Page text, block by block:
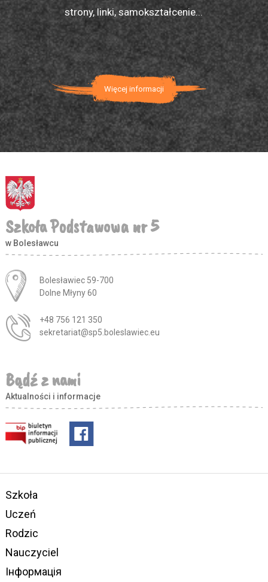
strony, linki, samokształcenie...
Więcej informacji
Szkoła Podstawowa nr 5
w Bolesławcu
Adres pocztowy:
Bolesławiec 59-700
Dolne Młyny 60
+48 756 121 350
sekretariat@sp5.boleslawiec.eu
Bądź z nami
Aktualności i informacje
Szkoła
Uczeń
Rodzic
Nauczyciel
Інформація